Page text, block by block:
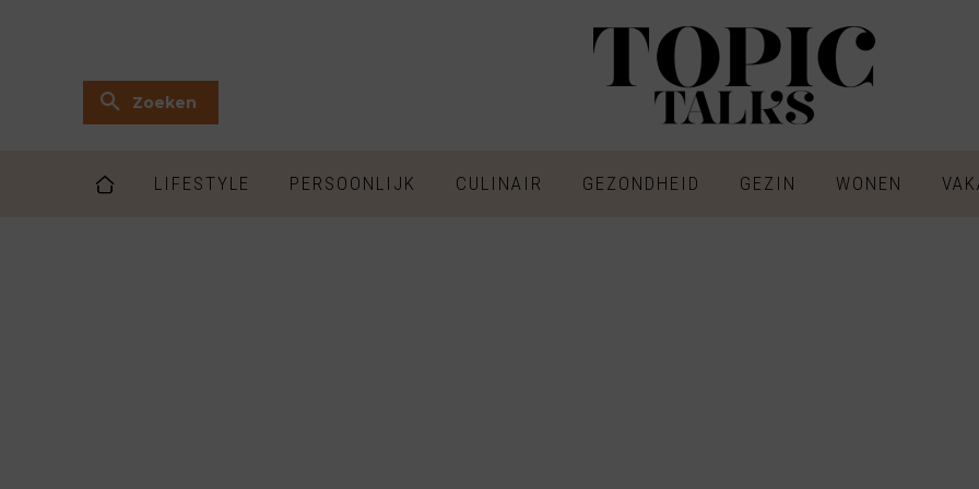
Zoeken
LIFESTYLE PERSOONLIJK CULINAIR GEZONDHEID GEZIN WONEN